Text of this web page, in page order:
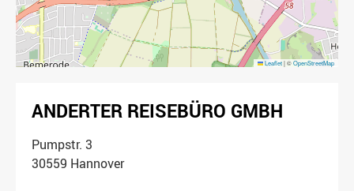
Leaflet|©OpenStreetMap
ANDERTER REISEBÜRO GMBH
Pumpstr. 3
30559 Hannover